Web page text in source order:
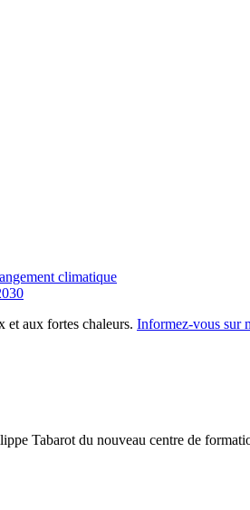
climatique
et aux fortes chaleurs. Informez-vous sur
Tabarot du nouveau centre de